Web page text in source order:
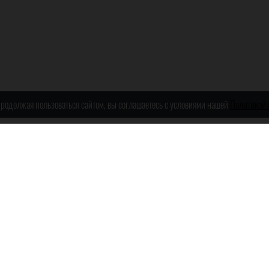
пользоваться сайтом, вы соглашаетесь с условиями нашей